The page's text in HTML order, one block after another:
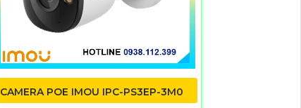
CAMERA POE IMOU IPC-PS3EP-3M0